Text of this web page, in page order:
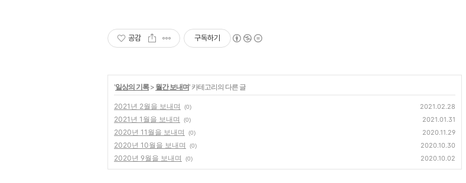
공감 구독하기
'일상의 기록> 월간 보내며' 카테고리의 다른 글
2021년 2월을 보내며 (0) 2021.02.28
2021년 1월을 보내며 (0) 2021.01.31
2020년 11월을 보내며 (0) 2020.11.29
2020년 10월을 보내며 (0) 2020.10.30
2020년 9월을 보내며 (0) 2020.10.02